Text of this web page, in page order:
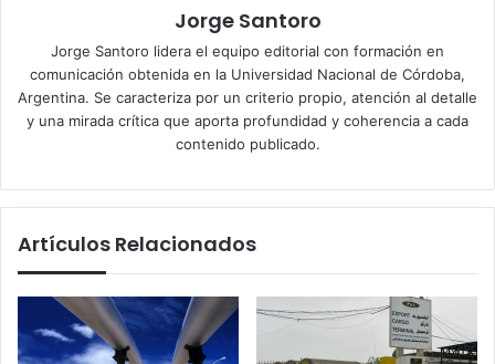
Jorge Santoro
Jorge Santoro lidera el equipo editorial con formación en
comunicación obtenida en la Universidad Nacional de Córdoba,
Argentina. Se caracteriza por un criterio propio, atención al detalle
y una mirada crítica que aporta profundidad y coherencia a cada
contenido publicado.
Artículos Relacionados